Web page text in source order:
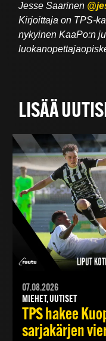
Jesse Saarinen
Kirjoittaja on TPS-
nykyinen KaaPo:n
LISÄÄ
07.08.2026
MIEHET, UUTISET
TPS hakee
sarjakärjen